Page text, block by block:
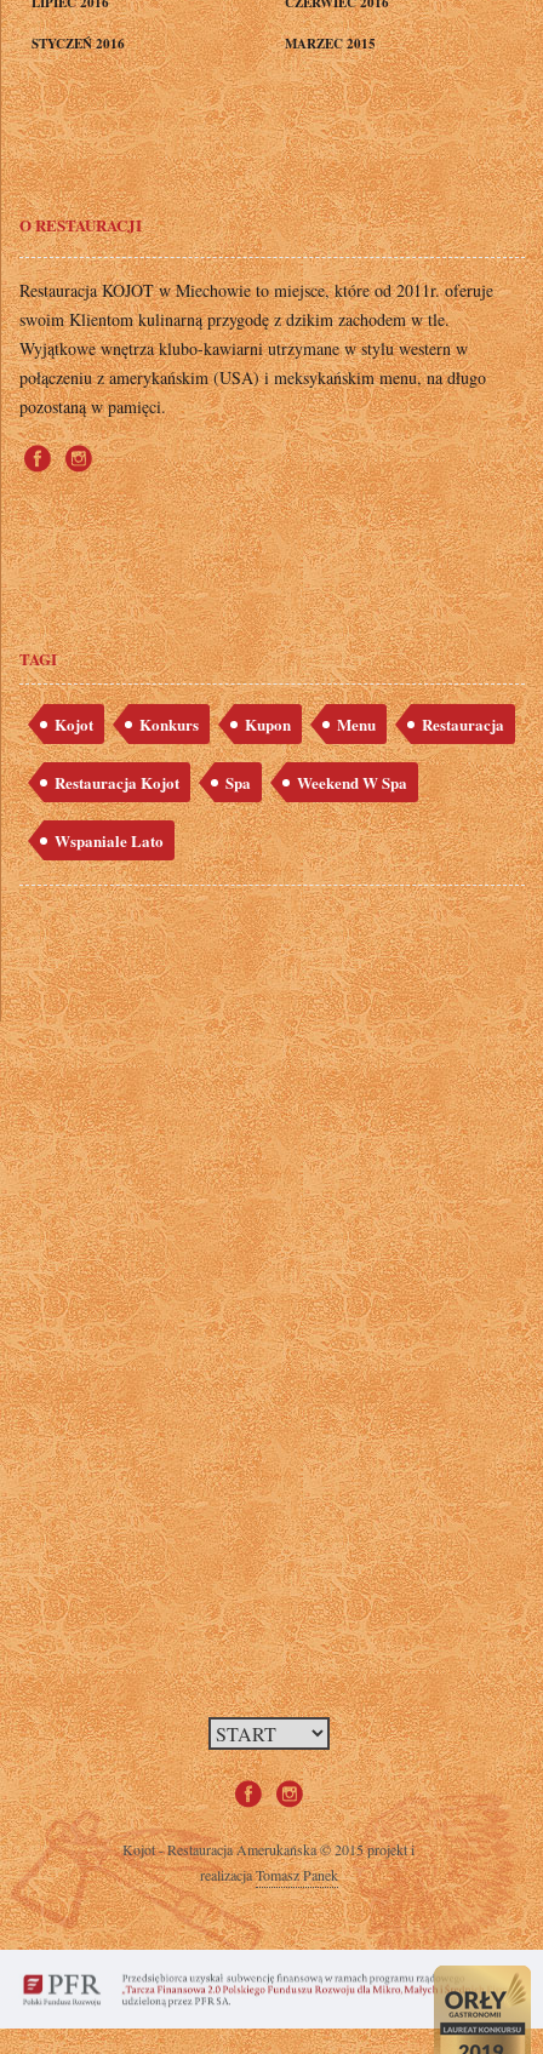
STYCZEŃ 2016 MARZEC 2015
O RESTAURACJI
Restauracja KOJOT w Miechowie to miejsce, które od 2011r. oferuje
swoim Klientom kulinarną przygodę z dzikim zachodem w tle.
Wyjątkowe wnętrza klubo-kawiarni utrzymane w stylu western w
połączeniu z amerykańskim (USA) i meksykańskim menu, na długo
pozostaną w pamięci.
TAGI
Kojot Konkurs Kupon Menu Restauracja
Restauracja Kojot Spa Weekend W Spa
Wspaniale Lato
Kojot - Restauracja Amerukańska © 2015 projekt i
realizacjaTomasz Panek